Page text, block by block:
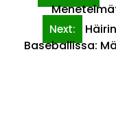
navigation
Next:
Baseballissa: